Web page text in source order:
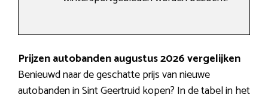
Prijzen autobanden augustus 2026 vergelijken
Benieuwd naar de geschatte prijs van nieuwe
autobanden in Sint Geertruid kopen? In de tabel in het